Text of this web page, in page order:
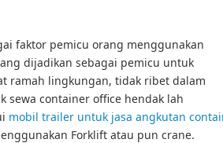
faktor pemicu orang menggunakan
dijadikan sebagai pemicu untuk
ramah lingkungan, tidak ribet dalam
sewa container office hendak lah
mobil trailer untuk jasa angkutan
Forklift atau pun crane.